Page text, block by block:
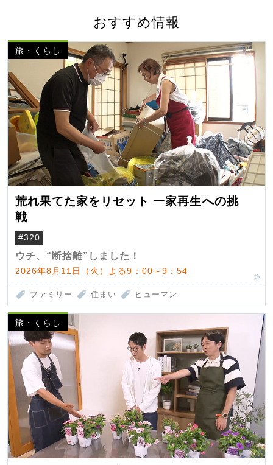
おすすめ情報
旅・くらし
荒れ果てた家をリセット 一家再生への挑
戦
#320
ウチ、“断捨離”しました！
2026年8月11日（火）よる9：00～9：54
ファミリー 住まい ヒューマン
旅・くらし